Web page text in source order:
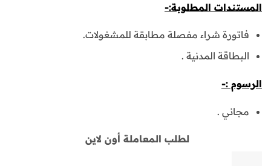
المستندات المطلوبة:-
فاتورة شراء مفصلة مطابقة للمشغولات.
البطاقة المدنية .
الرسوم :-
مجاني .
لطلب المعاملة أون لاين